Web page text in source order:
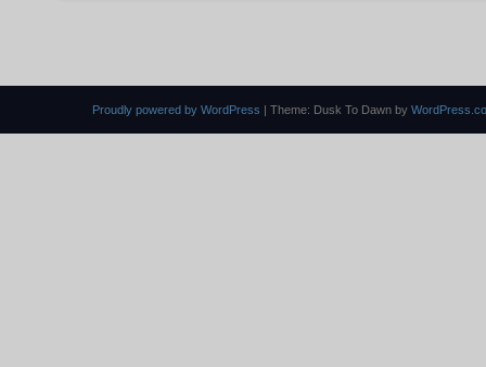
Proudly powered by WordPress | Theme: Dusk To Dawn by